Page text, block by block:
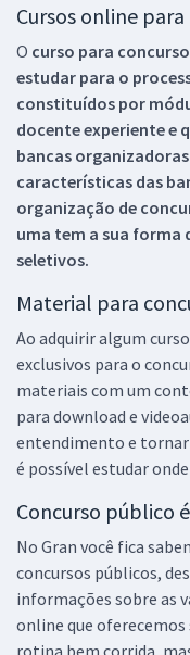
Cursos online
O curso para
estudar para o
constituídos por
docente experiente e
bancas
características das
organização de
uma tem a sua forma
seletivos.
Material para
Ao adquirir algum
exclusivos para o
materiais com um
para download e
entendimento e tornar
é possível estudar
Concurso público
No Gran você fica
concursos públicos,
informações sobre as
online que oferecemos
rotina bem corrida,